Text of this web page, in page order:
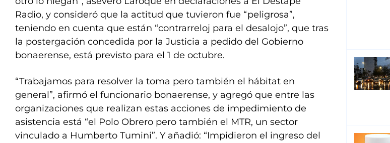
Radio, y consideró que la actitud que tuvieron fue “peligrosa”,
teniendo en cuenta que están “contrarreloj para el desalojo”, que tras
la postergación concedida por la Justicia a pedido del Gobierno
bonaerense, está previsto para el 1 de octubre.
“Trabajamos para resolver la toma pero también el hábitat en
general”, afirmó el funcionario bonaerense, y agregó que entre las
organizaciones que realizan estas acciones de impedimiento de
asistencia está “el Polo Obrero pero también el MTR, un sector
vinculado a Humberto Tumini”. Y añadió: “Impidieron el ingreso del